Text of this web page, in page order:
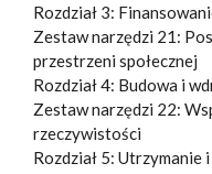
Rozdział 3:
Zestaw narzędzi 21:
przestrzeni społecznej
Rozdział 4: Budowa i
Zestaw narzędzi 22:
rzeczywistości
Rozdział 5: Utrzymanie